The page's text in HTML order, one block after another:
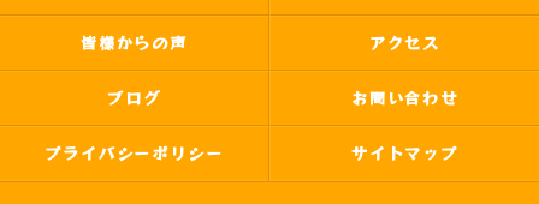
皆様からの声 アクセス
ブログ お問い合わせ
プライバシーポリシー サイトマップ